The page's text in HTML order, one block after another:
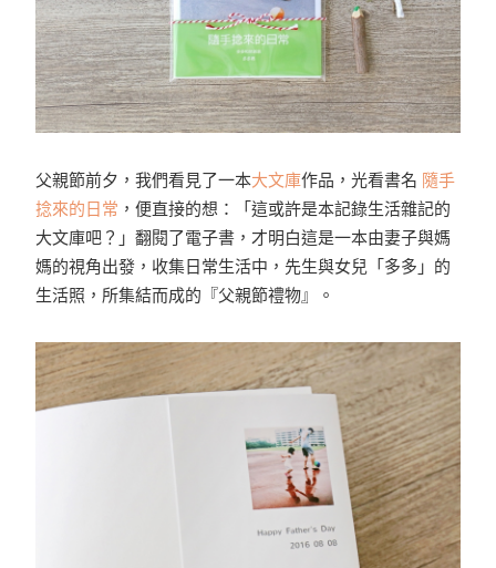
好書店專訪
父親節前夕，我們看見了一本大文庫作品，光看書名 隨手
捻來的日常 ，便直接的想：「這或許是本記錄生活雜記的
大文庫吧？」翻閱了電子書，才明白這是一本由妻子與媽
媽的視角出發，收集日常生活中，先生與女兒「多多」的
生活照，所集結而成的『父親節禮物』。